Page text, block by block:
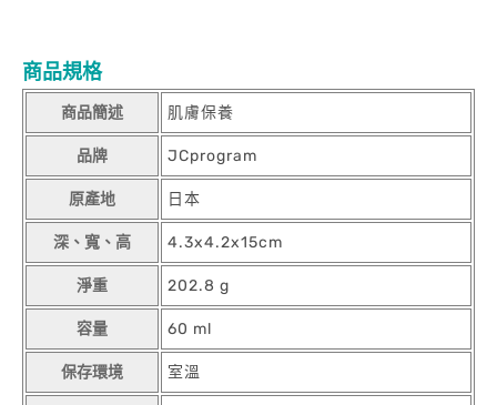
商品規格
商品簡述 肌膚保養
品牌 JCprogram
原產地 日本
深、寬、高 4.3x4.2x15cm
淨重 202.8 g
容量 60 ml
保存環境 室溫